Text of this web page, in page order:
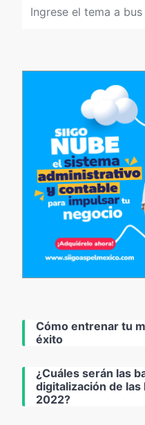
Cómo entrenar tu
éxito
¿Cuáles serán las
digitalización de las
2022?